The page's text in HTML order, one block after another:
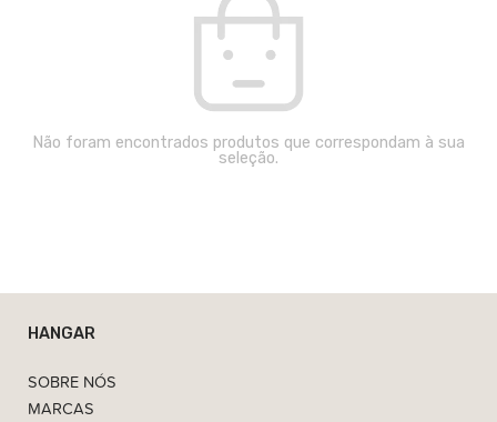
Não foram encontrados produtos que correspondam à sua
seleção.
HANGAR
SOBRE NÓS
MARCAS